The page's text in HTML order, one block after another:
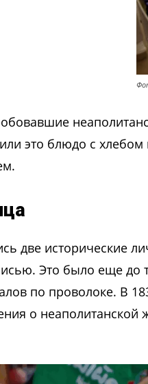
это блюдо с хлебом
две исторические
Это было еще до
по проволоке. В
о